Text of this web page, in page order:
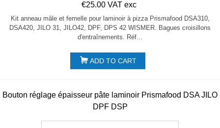
€25.00 VAT exc
Kit anneau mâle et femelle pour laminoir à pizza Prismafood DSA310,
DSA420, JILO 31, JILO42, DPF, DPS 42 WISMER. Bagues croisillons
d'entraînements. Réf...
ADD TO CART
Bouton réglage épaisseur pâte laminoir Prismafood DSA JILO
DPF DSP